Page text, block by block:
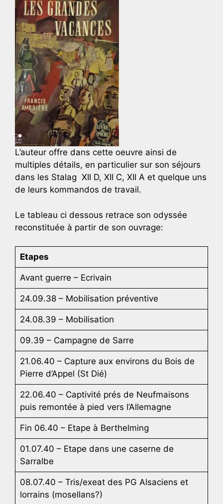
L’auteur offre dans cette oeuvre ainsi de
multiples détails, en particulier sur son séjours
dans les Stalag XII D, XII C, XII A et quelque uns
de leurs kommandos de travail.
Le tableau ci dessous retrace son odyssée
reconstituée à partir de son ouvrage:
Etapes
Avant guerre – Ecrivain
24.09.38 – Mobilisation préventive
24.08.39 – Mobilisation
09.39 – Campagne de Sarre
21.06.40 – Capture aux environs du Bois de
Pierre d’Appel (St Dié)
22.06.40 – Captivité prés de Neufmaisons
puis remontée à pied vers l’Allemagne
Fin 06.40 – Etape à Berthelming
01.07.40 – Etape dans une caserne de
Sarralbe
08.07.40 – Tris/exeat des PG Alsaciens et
lorrains (mosellans?)